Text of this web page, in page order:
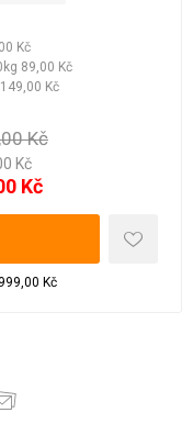
Kč
89,00 Kč
149,00 Kč
Kč
Kč
Kč
Kč